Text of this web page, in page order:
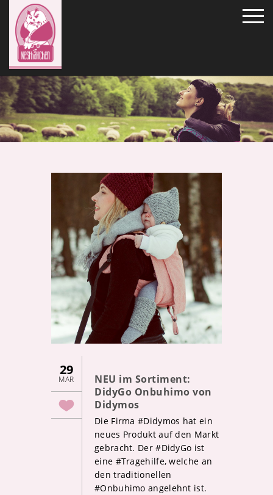
29
MAR
NEU im Sortiment:
DidyGo Onbuhimo von
Didymos
Die Firma #Didymos hat ein
neues Produkt auf den Markt
gebracht. Der #DidyGo ist
eine #Tragehilfe, welche an
den traditionellen
#Onbuhimo angelehnt ist.